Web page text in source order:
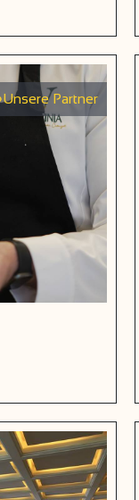
Unsere Partner